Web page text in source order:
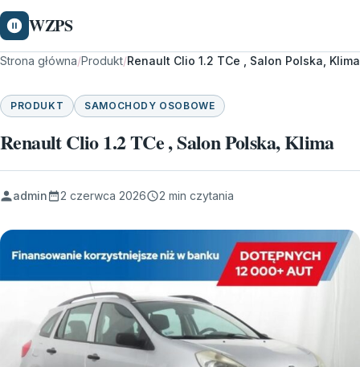
WZPS
Strona główna/Produkt/Renault Clio 1.2 TCe , Salon Polska, Klima
PRODUKT SAMOCHODY OSOBOWE
Renault Clio 1.2 TCe , Salon Polska, Klima
admin 2 czerwca 2026 2 min czytania